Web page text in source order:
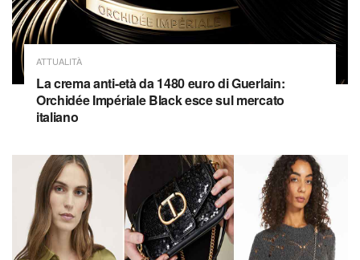
ATTUALITÀ
La crema anti-età da 1480 euro di Guerlain:
Orchidée Impériale Black esce sul mercato
italiano